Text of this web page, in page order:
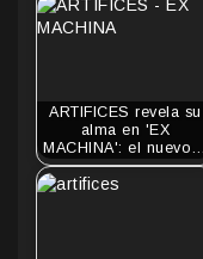
ARTIFICES revela su
alma en 'EX
MACHINA': el nuevo…